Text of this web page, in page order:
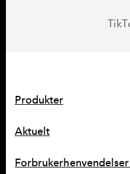
SNARVEIER
Produkter
Aktuelt
Forbrukerhenvendelser